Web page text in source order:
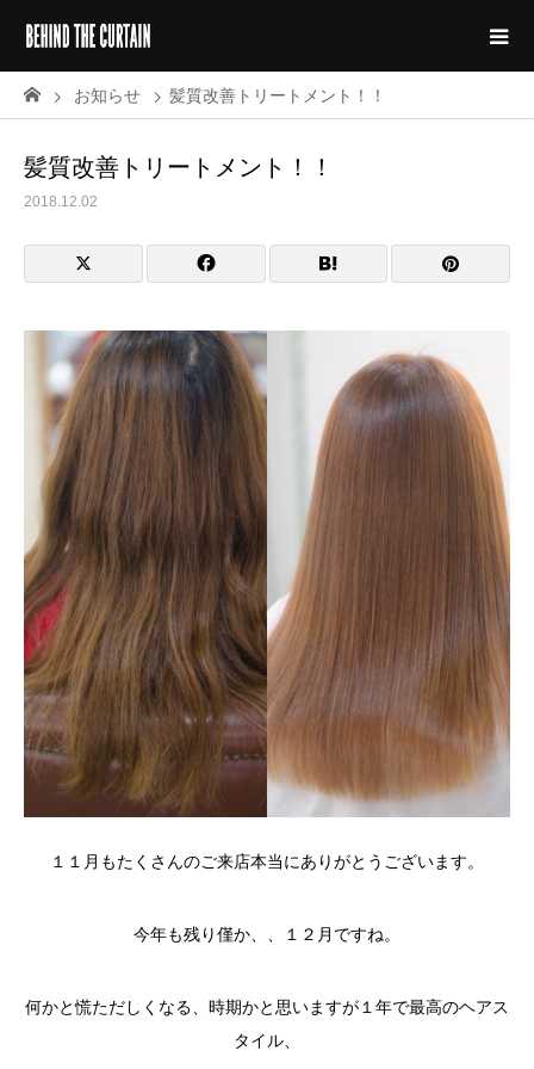
お知らせ 髪質改善トリートメント！！
髪質改善トリートメント！！
2018.12.02
１１月もたくさんのご来店本当にありがとうございます。
今年も残り僅か、、１２月ですね。
何かと慌ただしくなる、時期かと思いますが１年で最高のヘアス
タイル、